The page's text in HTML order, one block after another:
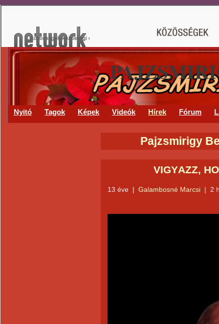
Nyitó Tagok Képek Videók Hírek Fórum
Pajzsmirigy
VIGYÁZZ,
13 éve | Galambosné Marcsi | 2